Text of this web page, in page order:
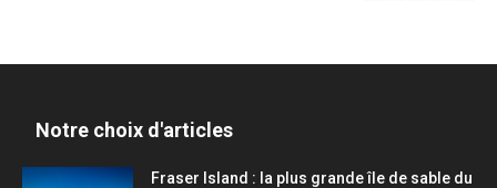
Notre choix d'articles
Fraser Island : la plus grande île de sable du